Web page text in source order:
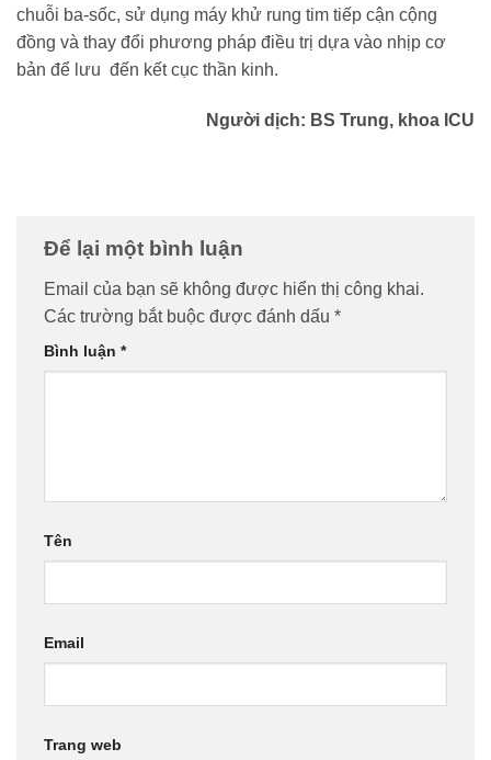
chuỗi ba-sốc, sử dụng máy khử rung tim tiếp cận cộng
đồng và thay đổi phương pháp điều trị dựa vào nhịp cơ
bản để lưu ‎ đến kết cục thần kinh.
Người dịch: BS Trung, khoa ICU
Để lại một bình luận
Email của bạn sẽ không được hiển thị công khai.
Các trường bắt buộc được đánh dấu *
Bình luận *
Tên
Email
Trang web